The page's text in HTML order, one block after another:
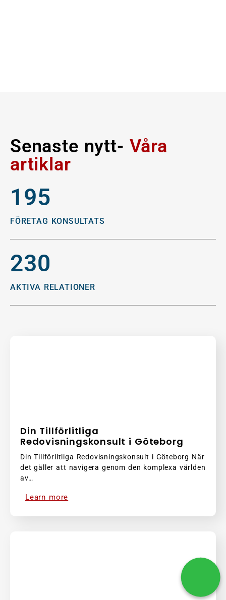
Senaste nytt- Våra
artiklar
195
FÖRETAG KONSULTATS
230
AKTIVA RELATIONER
Din Tillförlitliga
Redovisningskonsult i Göteborg
Din Tillförlitliga Redovisningskonsult i Göteborg När
det gäller att navigera genom den komplexa världen
av…
Learn more